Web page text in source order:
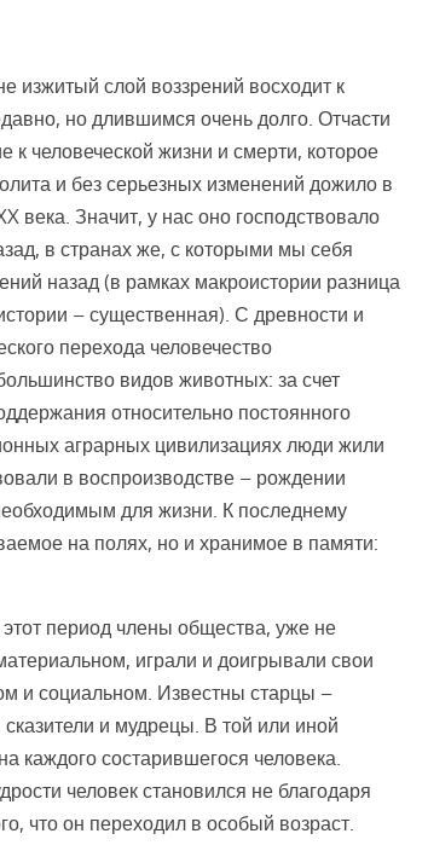
изжитый слой воззрений восходит к
но длившимся очень долго. Отчасти
человеческой жизни и смерти, которое
и без серьезных изменений дожило в
века. Значит, у нас оно господствовало
в странах же, с которыми мы себя
назад (в рамках макроистории разница
– существенная). С древности и
перехода человечество
видов животных: за счет
относительно постоянного
аграрных цивилизациях люди жили
в воспроизводстве – рождении
для жизни. К последнему
на полях, но и хранимое в памяти:
период члены общества, уже не
играли и доигрывали свои
и социальном. Известны старцы –
и мудрецы. В той или иной
каждого состарившегося человека.
человек становился не благодаря
что он переходил в особый возраст.